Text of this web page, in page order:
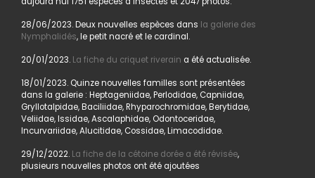
28/06/2023. Deux nouvelles espèces dans la galerie des
Nymphalidés, le petit nacré et le cardinal.
20/01/2023. La fiche du criquet riverain a été actualisée.
18/01/2023. Quinze nouvelles familles sont présentées
dans la galerie : Heptageniidae, Perlodidae, Capniidae,
Gryllotalpidae, Baciliidae, Rhyparochromidae, Berytidae,
Veliidae, Issidae, Ascalaphidae, Odontoceridae,
Incurvariidae, Alucitidae, Cossidae, Limacodidae.
29/12/2022. La fiche de la cétoine dorée a été révisée,
plusieurs nouvelles photos ont été ajoutées